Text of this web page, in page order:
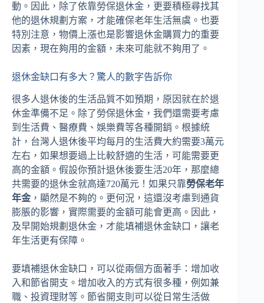
動。因此，除了依靠勞保退休金，更要積極尋找其
他的退休規劃方案，才能確保老年生活無虞。也要
特別注意，物價上漲也是影響退休金購買力的重要
因素，現在夠用的金額，未來可能就不夠用了。
退休金缺口有多大？驚人的數字告訴你
很多人退休後的生活品質不如預期，原因就在於退
休金準備不足。除了勞保退休金，我們還需要考慮
到生活費、醫療費、娛樂費等各種開銷。根據統
計，台灣人退休後平均每月的生活費大約需要3萬元
左右，如果想要過上比較舒適的生活，可能需要更
高的金額。假設你預計退休後要生活20年，那麼總
共需要的退休金就高達720萬元！如果只靠勞保老年
年金 ，顯然是不夠的。更何況，這還沒考慮到通貨
膨脹的影響，實際需要的金額可能會更高。因此，
及早開始規劃退休金，才能填補退休金缺口，讓老
年生活更有保障。
要填補退休金缺口，可以從兩個方面著手：增加收
入和節省開支。增加收入的方式有很多種，例如兼
職、投資理財等。節省開支則可以從日常生活做